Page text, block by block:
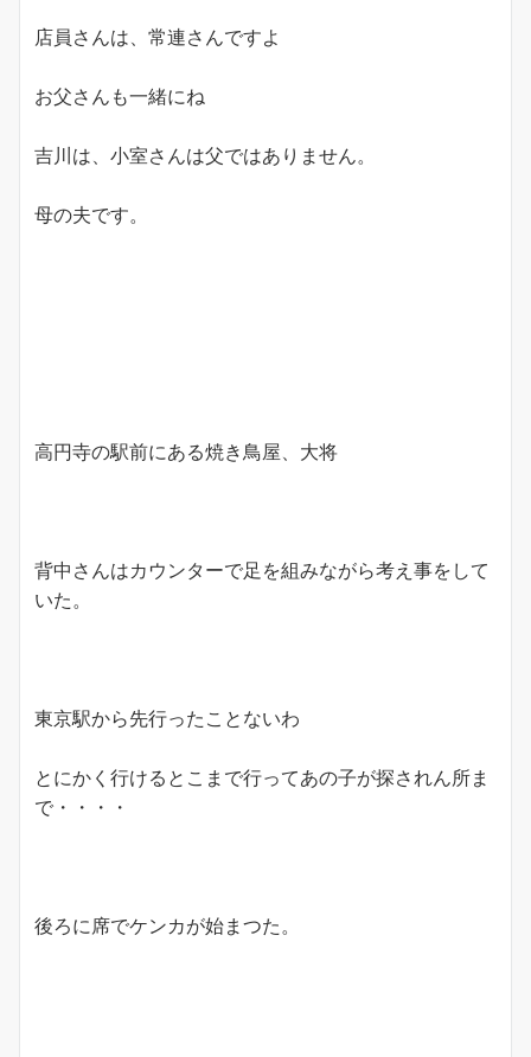
店員さんは、常連さんですよ
お父さんも一緒にね
吉川は、小室さんは父ではありません。
母の夫です。
高円寺の駅前にある焼き鳥屋、大将
背中さんはカウンターで足を組みながら考え事をして
いた。
東京駅から先行ったことないわ
とにかく行けるとこまで行ってあの子が探されん所ま
で・・・・
後ろに席でケンカが始まつた。